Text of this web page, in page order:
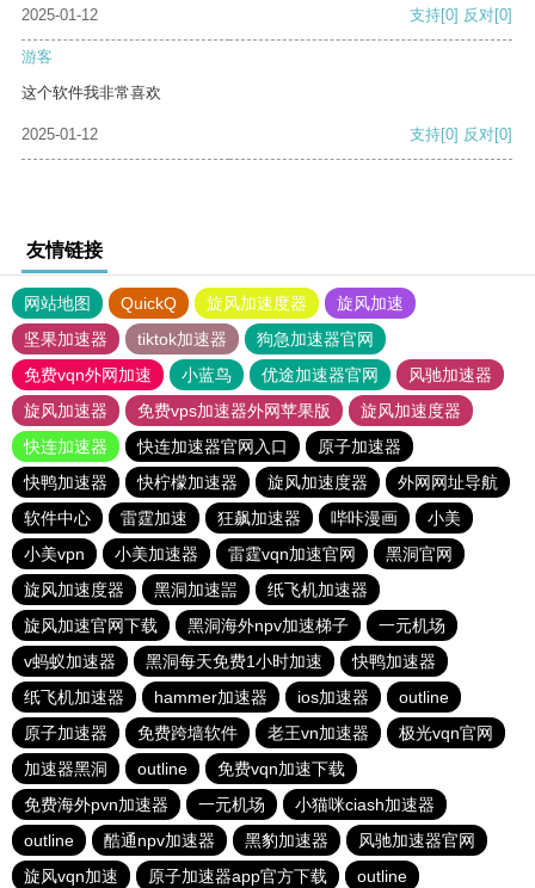
2025-01-12
支持[0] 反对[0]
游客
这个软件我非常喜欢
2025-01-12 支持[0] 反对[0]
友情链接
网站地图 QuickQ 旋风加速度器
旋风加速
坚果加速器
tiktok加速器
狗急加速器官网
免费vqn外网加速
小蓝鸟 优途加速器官网
风驰加速器
旋风加速器
免费vps加速器外网苹果版
旋风加速度器
快连加速器
快连加速器官网入口
原子加速器
快鸭加速器
快柠檬加速器 旋风加速度器
外网网址导航
软件中心
雷霆加速 狂飙加速器 哔咔漫画
小美
小美vpn
小美加速器 雷霆vqn加速官网
黑洞官网
旋风加速度器
黑洞加速噐
纸飞机加速器
旋风加速官网下载
黑洞海外npv加速梯子
一元机场
v蚂蚁加速器
黑洞每天免费1小时加速
快鸭加速器
纸飞机加速器
hammer加速器 ios加速器
outline
原子加速器
免费跨墙软件 老王vn加速器
极光vqn官网
加速器黑洞
outline
免费vqn加速下载
免费海外pvn加速器
一元机场
小猫咪ciash加速器
outline
酷通npv加速器 黑豹加速器
风驰加速器官网
旋风vqn加速
原子加速器app官方下载 outline